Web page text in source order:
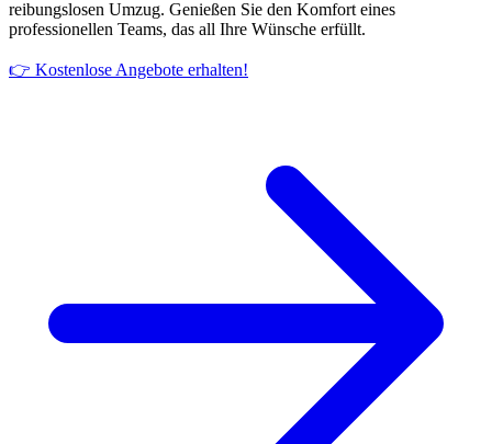
reibungslosen Umzug. Genießen Sie den Komfort eines
professionellen Teams, das all Ihre Wünsche erfüllt.
👉 Kostenlose Angebote erhalten!